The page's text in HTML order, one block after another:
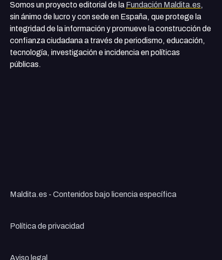
Somos un proyecto editorial de la Fundación Maldita.es,
sin ánimo de lucro y con sede en España, que protege la
integridad de la información y promueve la construcción de
confianza ciudadana a través de periodismo, educación,
tecnología, investigación e incidencia en políticas
públicas.
Maldita.es - Contenidos bajo licencia específica
Política de privacidad
Aviso legal